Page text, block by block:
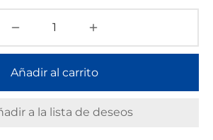
Añadir al carrito
a la lista de deseos